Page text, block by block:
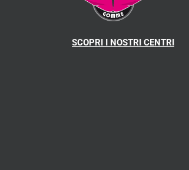
SCOPRI I NOSTRI CENTRI